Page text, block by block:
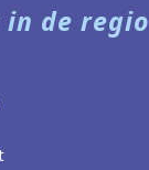
de regio